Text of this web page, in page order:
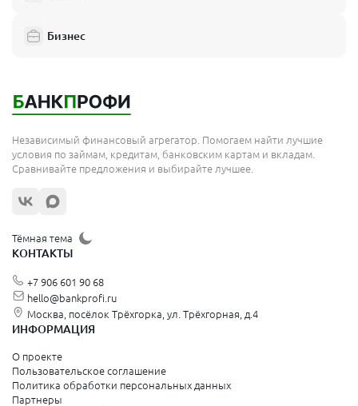
Бизнес
Независимый финансовый агрегатор. Помогаем найти лучшие
условия по займам, кредитам, банковским картам и вкладам.
Сравнивайте предложения и выбирайте лучшее.
Тёмная тема
КОНТАКТЫ
+7 906 601 90 68
hello@bankprofi.ru
Москва, посёлок Трёхгорка, ул. Трёхгорная, д.4
ИНФОРМАЦИЯ
О проекте
Пользовательское соглашение
Политика обработки персональных данных
Партнеры